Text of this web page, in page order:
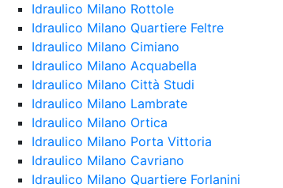
Idraulico Milano Rottole
Idraulico Milano Quartiere Feltre
Idraulico Milano Cimiano
Idraulico Milano Acquabella
Idraulico Milano Città Studi
Idraulico Milano Lambrate
Idraulico Milano Ortica
Idraulico Milano Porta Vittoria
Idraulico Milano Cavriano
Idraulico Milano Quartiere Forlanini